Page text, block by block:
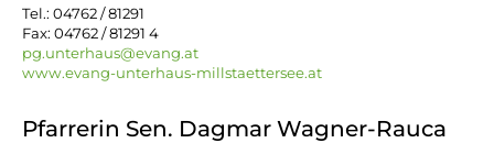
Tel.: 04762 / 81291
Fax: 04762 / 81291 4
pg.unterhaus@evang.at
www.evang-unterhaus-millstaettersee.at
Pfarrerin Sen. Dagmar Wagner-Rauca